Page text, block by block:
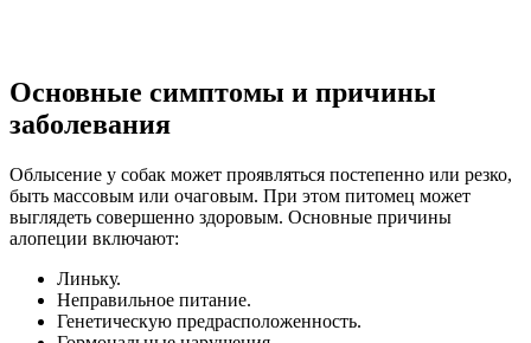
Основные симптомы и причины
заболевания
Облысение у собак может проявляться постепенно или резко,
быть массовым или очаговым. При этом питомец может
выглядеть совершенно здоровым. Основные причины
алопеции включают:
Линьку.
Неправильное питание.
Генетическую предрасположенность.